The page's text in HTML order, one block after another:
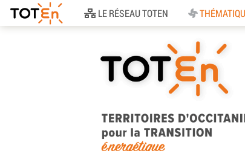
Accueil
LE RÉSEAU TOTEN